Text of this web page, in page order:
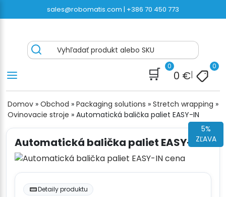
na
sales@robomatis.com | +386 70 450 773
ROBOMATIS®
Battery Strapping Tools and Packing Machines
Delivered Fast and Free
Vyhľadať produkt alebo SKU
🛒 0
0 €|
0
Domov » Obchod » Packaging solutions » Stretch wrapping »
Ovinovacie stroje » Automatická balička paliet EASY-IN
Automatická balička paliet EASY-IN
5%
ZĽAVA
Detaily produktu